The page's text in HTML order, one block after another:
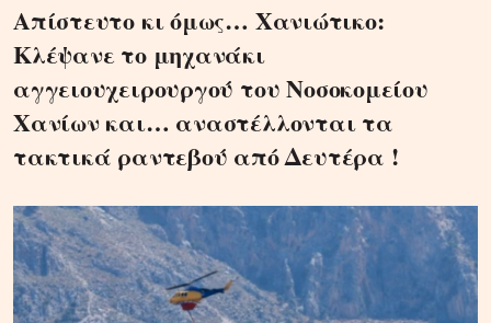
Απίστευτο κι όμως… Χανιώτικο:
Κλέψανε το μηχανάκι
αγγειουχειρουργού του Νοσοκομείου
Χανίων και… αναστέλλονται τα
τακτικά ραντεβού από Δευτέρα !